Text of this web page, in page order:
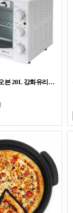
븐 20L 강화유리도어 전